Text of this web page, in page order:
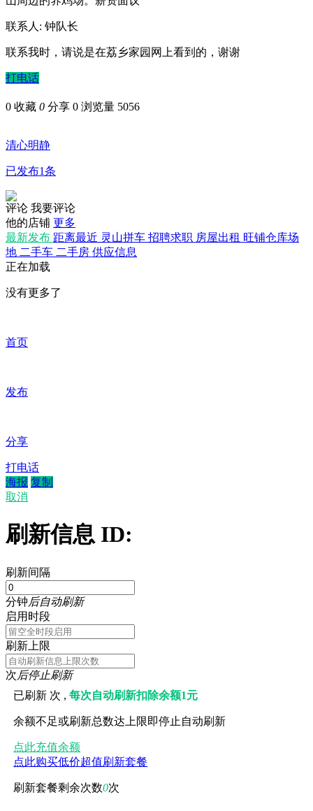
联系人: 钟队长
联系我时，请说是在荔乡家园网上看到的，谢谢
打电话
0 收藏 0 分享 0 浏览量 5056
清心明静
已发布1条
评论 我要评论
他的店铺 更多
最新发布 距离最近 灵山拼车 招聘求职 房屋出租 旺铺仓库场
地 二手车 二手房 供应信息
正在加载
没有更多了
首页
发布
分享
打电话
海报 复制
取消
刷新信息 ID:
刷新间隔
分钟后自动刷新
启用时段
刷新上限
次后停止刷新
已刷新 次 ,每次自动刷新扣除余额1元
余额不足或刷新总数达上限即停止自动刷新
点此充值余额
点此购买低价超值刷新套餐
刷新套餐剩余次数0次